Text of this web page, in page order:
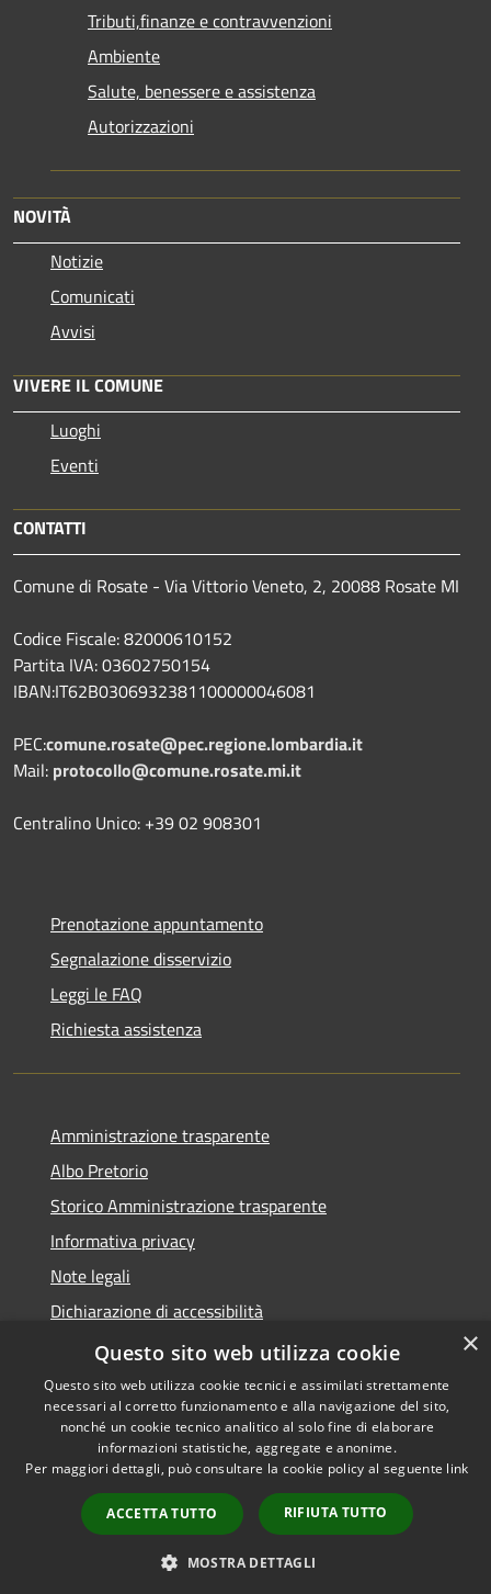
Tributi,finanze e contravvenzioni
Ambiente
Salute, benessere e assistenza
Autorizzazioni
NOVITÀ
Notizie
Comunicati
Avvisi
VIVERE IL COMUNE
Luoghi
Eventi
CONTATTI
Comune di Rosate - Via Vittorio Veneto, 2, 20088 Rosate MI
Codice Fiscale: 82000610152
Partita IVA: 03602750154
IBAN:IT62B0306932381100000046081
PEC:comune.rosate@pec.regione.lombardia.it
Mail: protocollo@comune.rosate.mi.it
Centralino Unico: +39 02 908301
Prenotazione appuntamento
Segnalazione disservizio
Leggi le FAQ
Richiesta assistenza
Amministrazione trasparente
Albo Pretorio
Storico Amministrazione trasparente
Informativa privacy
Note legali
Dichiarazione di accessibilità
Accessibilità
Privacy
Mappa del sito
Copyright © 2026 • Comune di
Rosate • Powered by
Municipium•Accesso
redazione
×
Questo sito web utilizza cookie
Questo sito web utilizza cookie tecnici e assimilati strettamente
necessari al corretto funzionamento e alla navigazione del sito,
nonché un cookie tecnico analitico al solo fine di elaborare
informazioni statistiche, aggregate e anonime.
Per maggiori dettagli, può consultare la cookie policy al seguente link
ACCETTA TUTTO RIFIUTA TUTTO
MOSTRA DETTAGLI